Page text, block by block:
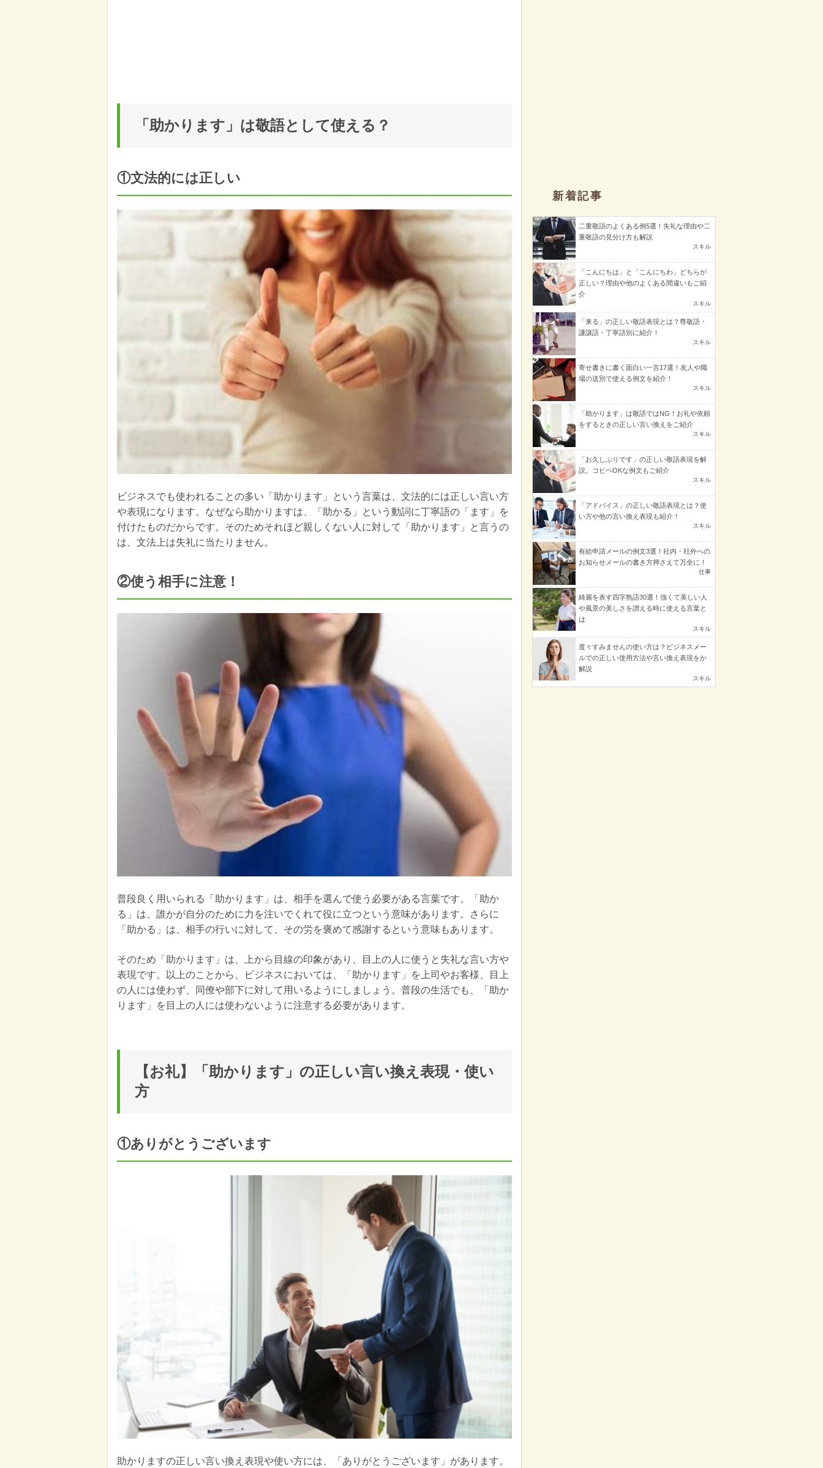
「助かります」は敬語として使える？
①文法的には正しい
ビジネスでも使われることの多い「助かります」という言葉は、文法的には正しい言い方
や表現になります。なぜなら助かりますは、「助かる」という動詞に丁寧語の「ます」を
付けたものだからです。そのためそれほど親しくない人に対して「助かります」と言うの
は、文法上は失礼に当たりません。
②使う相手に注意！
普段良く用いられる「助かります」は、相手を選んで使う必要がある言葉です。「助か
る」は、誰かが自分のために力を注いでくれて役に立つという意味があります。さらに
「助かる」は、相手の行いに対して、その労を褒めて感謝するという意味もあります。
そのため「助かります」は、上から目線の印象があり、目上の人に使うと失礼な言い方や
表現です。以上のことから、ビジネスにおいては、「助かります」を上司やお客様、目上
の人には使わず、同僚や部下に対して用いるようにしましょう。普段の生活でも、「助か
ります」を目上の人には使わないように注意する必要があります。
【お礼】「助かります」の正しい言い換え表現・使い
方
①ありがとうございます
助かりますの正しい言い換え表現や使い方には、「ありがとうございます」があります。
新着記事
二重敬語のよくある例5選！失礼な理由や二
重敬語の見分け方も解説
スキル
「こんにちは」と「こんにちわ」どちらが
正しい？理由や他のよくある間違いもご紹
介
スキル
「来る」の正しい敬語表現とは？尊敬語・
謙譲語・丁寧語別に紹介！
スキル
寄せ書きに書く面白い一言17選！友人や職
場の送別で使える例文を紹介！
スキル
「助かります」は敬語ではNG！お礼や依頼
をするときの正しい言い換えをご紹介
スキル
「お久しぶりです」の正しい敬語表現を解
説。コピペOKな例文もご紹介
スキル
「アドバイス」の正しい敬語表現とは？使
い方や他の言い換え表現も紹介！
スキル
有給申請メールの例文3選！社内・社外への
お知らせメールの書き方押さえて万全に！
仕事
綺麗を表す四字熟語30選！強くて美しい人
や風景の美しさを讃える時に使える言葉と
は
スキル
度々すみませんの使い方は？ビジネスメー
ルでの正しい使用方法や言い換え表現をか
解説
スキル